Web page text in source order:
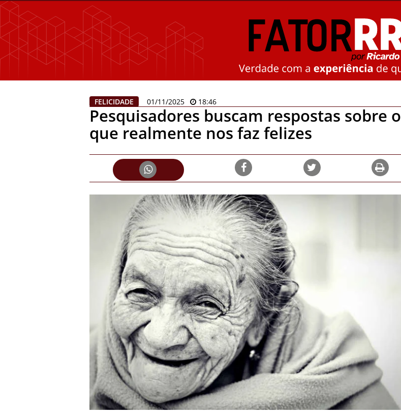
FELICIDADE 01/11/2025 18:46
Pesquisadores buscam respostas sobre o
que realmente nos faz felizes